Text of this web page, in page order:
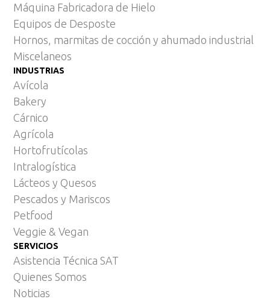
Máquina Fabricadora de Hielo
Equipos de Desposte
Hornos, marmitas de cocción y ahumado industrial
Miscelaneos
INDUSTRIAS
Avícola
Bakery
Cárnico
Agrícola
Hortofrutícolas
Intralogística
Lácteos y Quesos
Pescados y Mariscos
Petfood
Veggie & Vegan
SERVICIOS
Asistencia Técnica SAT
Quienes Somos
Noticias